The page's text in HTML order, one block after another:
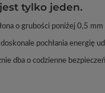
tylko jeden.
o grubości poniżej 0,5
pochłania energię
dba o codzienne